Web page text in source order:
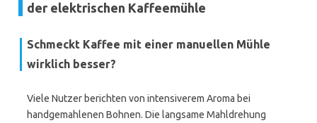
der elektrischen Kaffeemühle
Schmeckt Kaffee mit einer manuellen Mühle
wirklich besser?
Viele Nutzer berichten von intensiverem Aroma bei
handgemahlenen Bohnen. Die langsame Mahldrehung